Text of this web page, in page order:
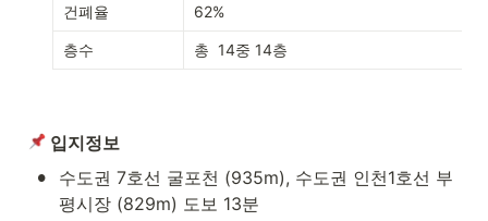
건폐율 62%
층수 총  14중 14층
입지정보
•
수도권 7호선 굴포천 (935m), 수도권 인천1호선 부
평시장 (829m) 도보 13분